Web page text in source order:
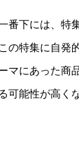
番下には、特
の特集に自発
マにあった商
可能性が高く